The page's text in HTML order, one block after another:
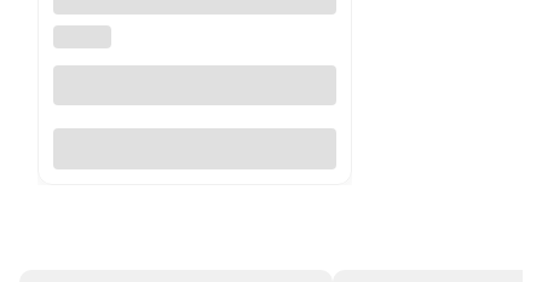
tapicerowany skórą naturalną